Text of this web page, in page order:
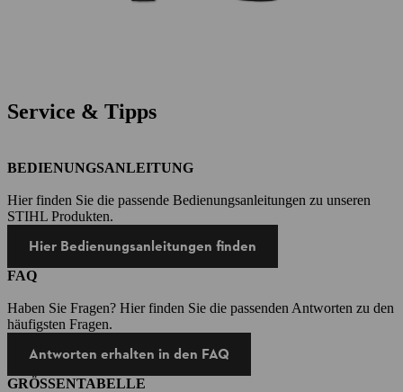
Service & Tipps
BEDIENUNGSANLEITUNG
Hier finden Sie die passende Bedienungsanleitungen zu unseren
STIHL Produkten.
Hier Bedienungsanleitungen finden
FAQ
Haben Sie Fragen? Hier finden Sie die passenden Antworten zu den
häufigsten Fragen.
Antworten erhalten in den FAQ
GRÖSSENTABELLE